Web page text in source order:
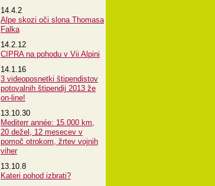
14.4.2
Alpe skozi oči slona Thomasa
Falka
14.2.12
CIPRA na pohodu v Vii Alpini
14.1.16
3 videoposnetki štipendistov
potovalnih štipendij 2013 že
on-line!
13.10.30
Mediterr année: 15.000 km,
20 dežel, 12 mesecev v
pomoč otrokom, žrtev vojnih
viher
13.10.8
Kateri pohod izbrati?